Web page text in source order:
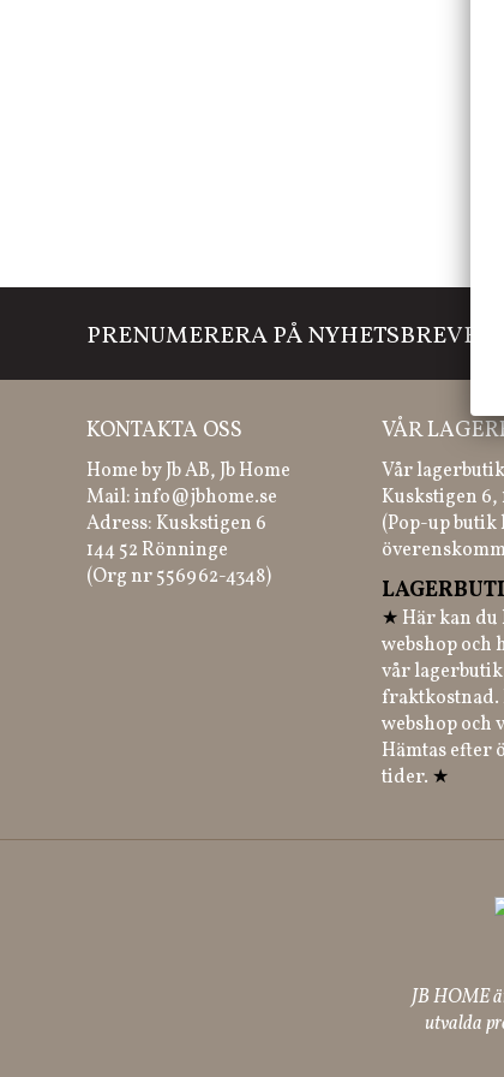
PRENUMERERA PÅ NYHETSBREVET
KONTAKTA OSS
Home by Jb AB, Jb Home
Mail:info@jbhome.se
Adress: Kuskstigen 6
144 52 Rönninge
(Org nr 556962-4348)
VÅR
Vår
Kuskstigen 6,
(Pop-up
★ Här kan
webshop och
vår
fraktkostnad.
webshop och
Hämtas efter
tider. ★
JB HOME
utvalda